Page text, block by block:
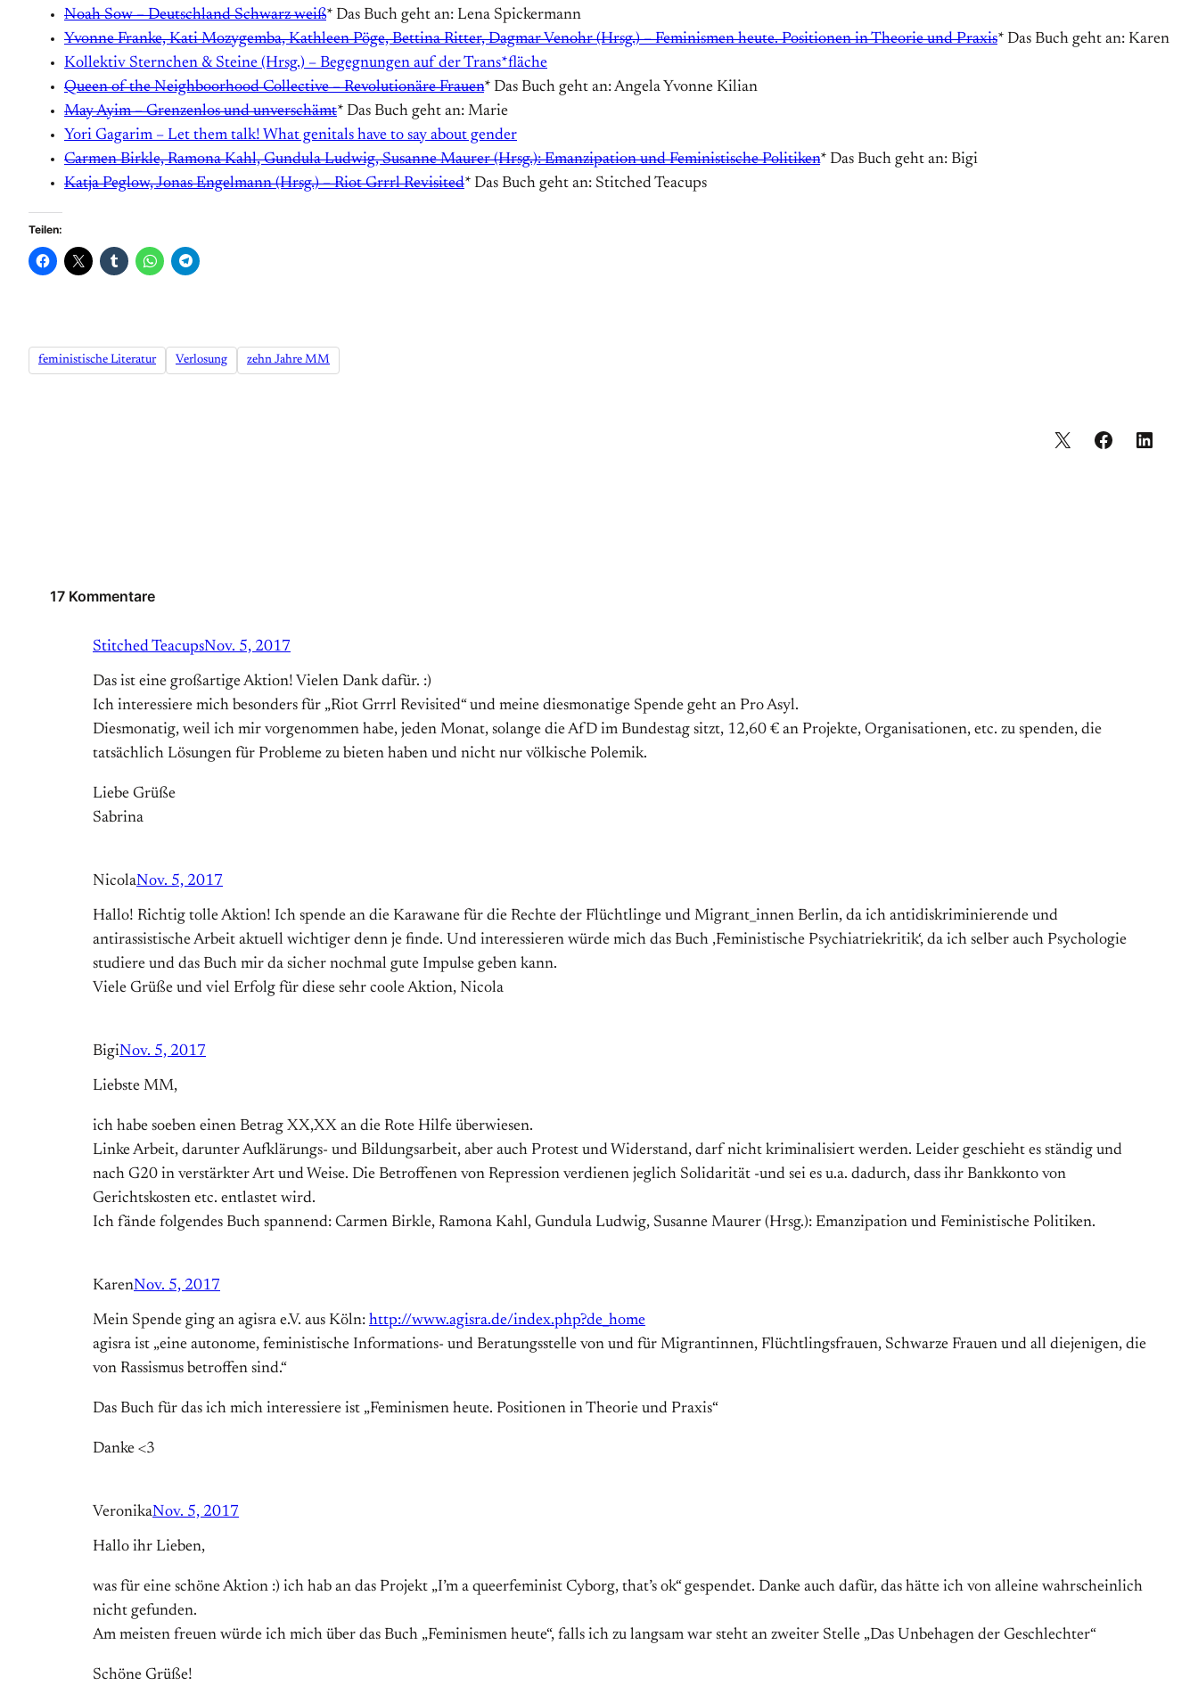
Noah Sow – Deutschland Schwarz weiß* Das Buch geht an: Lena Spickermann
Yvonne Franke, Kati Mozygemba, Kathleen Pöge, Bettina Ritter, Dagmar Venohr (Hrsg.) – Feminismen heute. Positionen in Theorie und Praxis* Das Buch geht an: Karen
Kollektiv Sternchen & Steine (Hrsg.) – Begegnungen auf der Trans*fläche
Queen of the Neighboorhood Collective – Revolutionäre Frauen* Das Buch geht an: Angela Yvonne Kilian
May Ayim – Grenzenlos und unverschämt* Das Buch geht an: Marie
Yori Gagarim – Let them talk! What genitals have to say about gender
Carmen Birkle, Ramona Kahl, Gundula Ludwig, Susanne Maurer (Hrsg.): Emanzipation und Feministische Politiken* Das Buch geht an: Bigi
Katja Peglow, Jonas Engelmann (Hrsg.) – Riot Grrrl Revisited* Das Buch geht an: Stitched Teacups
Teilen:
feministische Literatur Verlosung zehn Jahre MM
17 Kommentare
Stitched TeacupsNov. 5, 2017
Das ist eine großartige Aktion! Vielen Dank dafür. :)
Ich interessiere mich besonders für „Riot Grrrl Revisited“ und meine diesmonatige Spende geht an Pro Asyl.
Diesmonatig, weil ich mir vorgenommen habe, jeden Monat, solange die AfD im Bundestag sitzt, 12,60 € an Projekte, Organisationen, etc. zu spenden, die
tatsächlich Lösungen für Probleme zu bieten haben und nicht nur völkische Polemik.
Liebe Grüße
Sabrina
NicolaNov. 5, 2017
Hallo! Richtig tolle Aktion! Ich spende an die Karawane für die Rechte der Flüchtlinge und Migrant_innen Berlin, da ich antidiskriminierende und
antirassistische Arbeit aktuell wichtiger denn je finde. Und interessieren würde mich das Buch ‚Feministische Psychiatriekritik‘, da ich selber auch Psychologie
studiere und das Buch mir da sicher nochmal gute Impulse geben kann.
Viele Grüße und viel Erfolg für diese sehr coole Aktion, Nicola
BigiNov. 5, 2017
Liebste MM,
ich habe soeben einen Betrag XX,XX an die Rote Hilfe überwiesen.
Linke Arbeit, darunter Aufklärungs- und Bildungsarbeit, aber auch Protest und Widerstand, darf nicht kriminalisiert werden. Leider geschieht es ständig und
nach G20 in verstärkter Art und Weise. Die Betroffenen von Repression verdienen jeglich Solidarität -und sei es u.a. dadurch, dass ihr Bankkonto von
Gerichtskosten etc. entlastet wird.
Ich fände folgendes Buch spannend: Carmen Birkle, Ramona Kahl, Gundula Ludwig, Susanne Maurer (Hrsg.): Emanzipation und Feministische Politiken.
KarenNov. 5, 2017
Mein Spende ging an agisra e.V. aus Köln: http://www.agisra.de/index.php?de_home
agisra ist „eine autonome, feministische Informations- und Beratungsstelle von und für Migrantinnen, Flüchtlingsfrauen, Schwarze Frauen und all diejenigen, die
von Rassismus betroffen sind.“
Das Buch für das ich mich interessiere ist „Feminismen heute. Positionen in Theorie und Praxis“
Danke <3
VeronikaNov. 5, 2017
Hallo ihr Lieben,
was für eine schöne Aktion :) ich hab an das Projekt „I’m a queerfeminist Cyborg, that’s ok“ gespendet. Danke auch dafür, das hätte ich von alleine wahrscheinlich
nicht gefunden.
Am meisten freuen würde ich mich über das Buch „Feminismen heute“, falls ich zu langsam war steht an zweiter Stelle „Das Unbehagen der Geschlechter“
Schöne Grüße!